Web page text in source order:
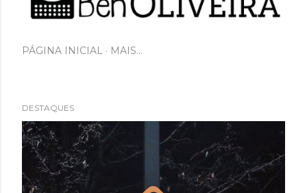
PÁGINA INICIAL MAIS…
DESTAQUES